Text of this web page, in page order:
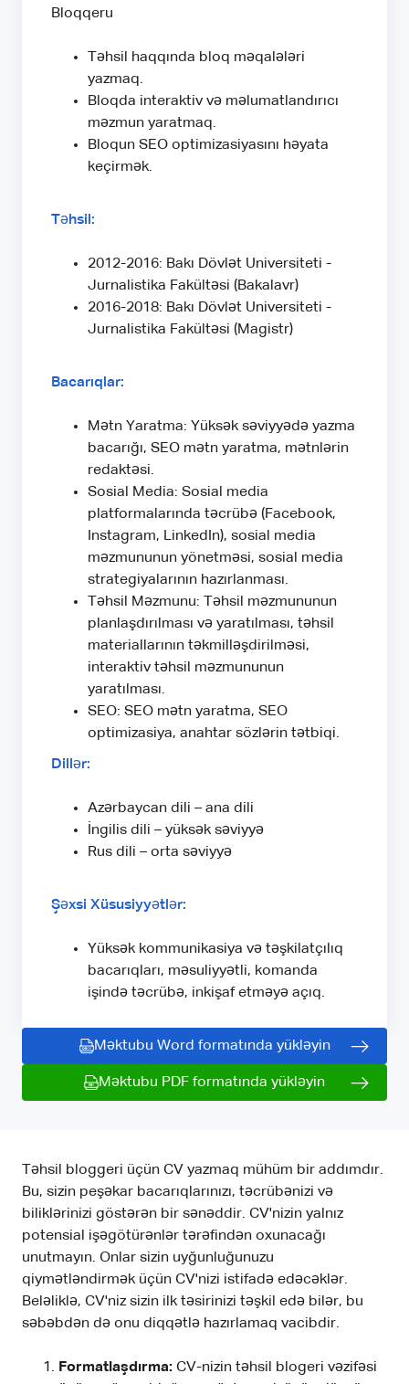
Bloqqeru
Təhsil haqqında bloq məqalələri
yazmaq.
Bloqda interaktiv və məlumatlandırıcı
məzmun yaratmaq.
Bloqun SEO optimizasiyasını həyata
keçirmək.
Təhsil:
2012-2016: Bakı Dövlət Universiteti -
Jurnalistika Fakültəsi (Bakalavr)
2016-2018: Bakı Dövlət Universiteti -
Jurnalistika Fakültəsi (Magistr)
Bacarıqlar:
Mətn Yaratma: Yüksək səviyyədə yazma
bacarığı, SEO mətn yaratma, mətnlərin
redaktəsi.
Sosial Media: Sosial media
platformalarında təcrübə (Facebook,
Instagram, LinkedIn), sosial media
məzmununun yönetməsi, sosial media
strategiyalarının hazırlanması.
Təhsil Məzmunu: Təhsil məzmununun
planlaşdırılması və yaratılması, təhsil
materiallarının təkmilləşdirilməsi,
interaktiv təhsil məzmununun
yaratılması.
SEO: SEO mətn yaratma, SEO
optimizasiya, anahtar sözlərin tətbiqi.
Dillər:
Azərbaycan dili – ana dili
İngilis dili – yüksək səviyyə
Rus dili – orta səviyyə
Şəxsi Xüsusiyyətlər:
Yüksək kommunikasiya və təşkilatçılıq
bacarıqları, məsuliyyətli, komanda
işində təcrübə, inkişaf etməyə açıq.
Məktubu Word formatında yükləyin
Məktubu PDF formatında yükləyin
Təhsil bloggeri üçün CV yazmaq mühüm bir addımdır.
Bu, sizin peşəkar bacarıqlarınızı, təcrübənizi və
biliklərinizi göstərən bir sənəddir. CV'nizin yalnız
potensial işəgötürənlər tərəfindən oxunacağı
unutmayın. Onlar sizin uyğunluğunuzu
qiymətləndirmək üçün CV'nizi istifadə edəcəklər.
Beləliklə, CV'niz sizin ilk təsirinizi təşkil edə bilər, bu
səbəbdən də onu diqqətlə hazırlamaq vacibdir.
Formatlaşdırma: CV-nizin təhsil blogeri vəzifəsi